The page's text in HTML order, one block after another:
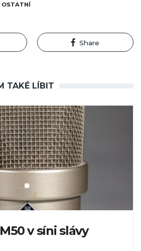
OSTATNÍ
Share
TAKÉ LÍBIT
v síni slávy